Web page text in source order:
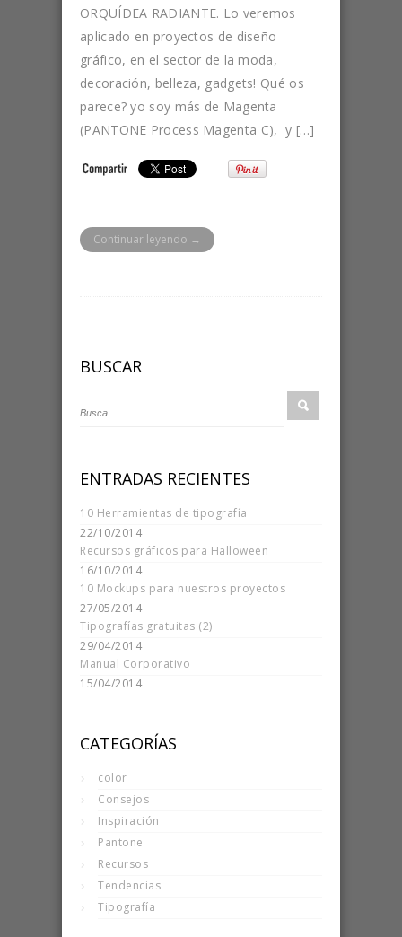
ORQUÍDEA RADIANTE. Lo veremos
aplicado en proyectos de diseño
gráfico, en el sector de la moda,
decoración, belleza, gadgets! Qué os
parece? yo soy más de Magenta
(PANTONE Process Magenta C), y […]
Continuar leyendo →
BUSCAR
ENTRADAS RECIENTES
10 Herramientas de tipografía
22/10/2014
Recursos gráficos para Halloween
16/10/2014
10 Mockups para nuestros proyectos
27/05/2014
Tipografías gratuitas (2)
29/04/2014
Manual Corporativo
15/04/2014
CATEGORÍAS
color
Consejos
Inspiración
Pantone
Recursos
Tendencias
Tipografía